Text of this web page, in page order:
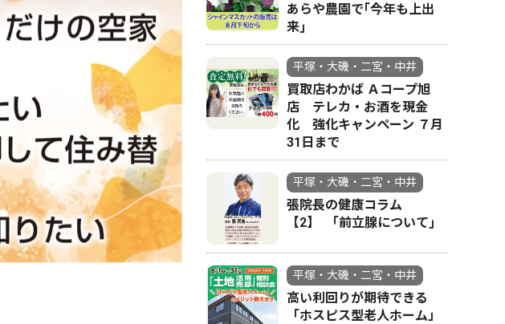
あらや農園で｢今年も上出
来｣
平塚・大磯・二宮・中井
買取店わかば Ａコープ旭
店 テレカ・お酒を現金
化 強化キャンペーン ７月
31日まで
平塚・大磯・二宮・中井
張院長の健康コラム
【2】 ｢前立腺について｣
平塚・大磯・二宮・中井
高い利回りが期待できる
「ホスピス型老人ホーム」